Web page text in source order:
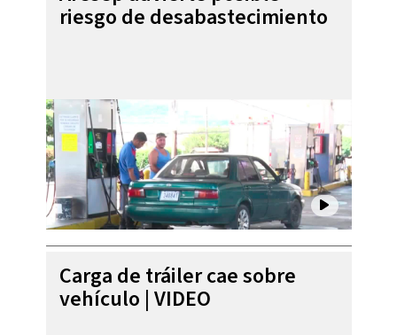
riesgo de desabastecimiento
Carga de tráiler cae sobre
vehículo | VIDEO